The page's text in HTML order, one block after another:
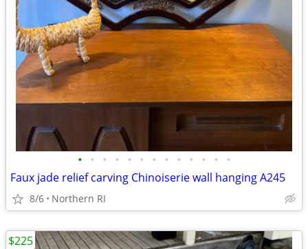
• • • • • • • • • • • • •
Faux jade relief carving Chinoiserie wall hanging A245
8/6 Northern RI
$225